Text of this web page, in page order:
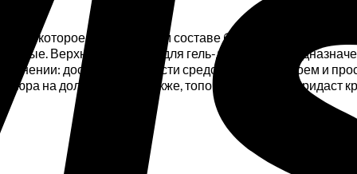
которое имеет в своем составе блестки разного
Верхнее покрытие для гель-лака KODI
достаточно нанести средство тонким слоем и
на долгое время. Также, топовое покрытие придаст